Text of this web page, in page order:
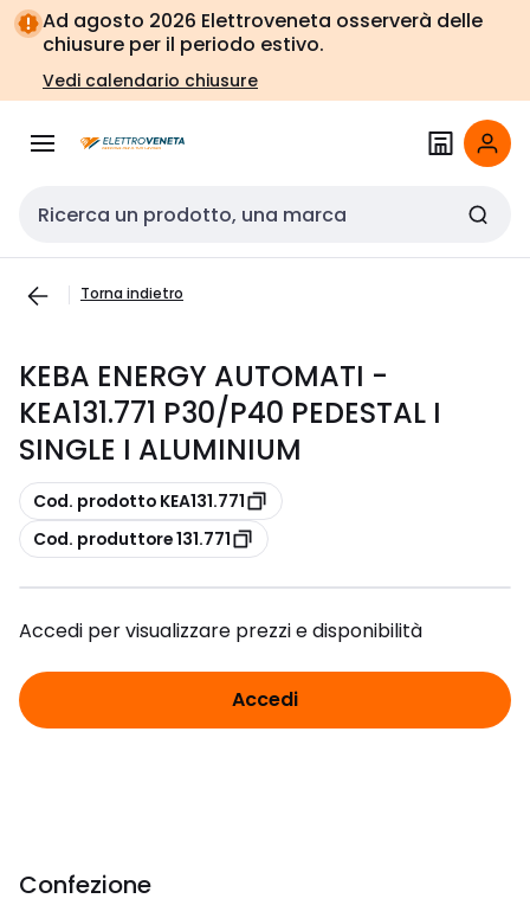
Vai alla
navigazione
Vai
alla
pagina
Ad agosto 2026 Elettroveneta osserverà delle
chiusure per il periodo estivo.
Vedi calendario chiusure
Cerca input
Torna indietro
KEBA ENERGY AUTOMATI -
KEA131.771 P30/P40 PEDESTAL I
SINGLE I ALUMINIUM
copia
Cod. prodotto KEA131.771
copia
Cod. produttore 131.771
Accedi per visualizzare prezzi e disponibilità
Accedi
Confezione